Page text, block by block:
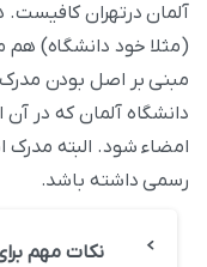
آلمان درتهران
(مثلا خود دانشگاه) هم
مبنی بر اصل بودن
دانشگاه آلمان که در
امضاء شود. البته مدرک
رسمی داشته باشد.